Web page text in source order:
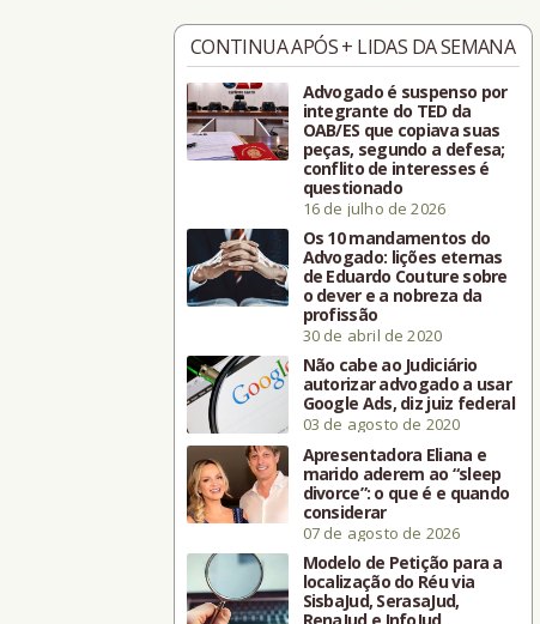
CONTINUA APÓS + LIDAS DA SEMANA
Advogado é suspenso por
integrante do TED da
OAB/ES que copiava suas
peças, segundo a defesa;
conflito de interesses é
questionado
16 de julho de 2026
Os 10 mandamentos do
Advogado: lições eternas
de Eduardo Couture sobre
o dever e a nobreza da
profissão
30 de abril de 2020
Não cabe ao Judiciário
autorizar advogado a usar
Google Ads, diz juiz federal
03 de agosto de 2020
Apresentadora Eliana e
marido aderem ao “sleep
divorce”: o que é e quando
considerar
07 de agosto de 2026
Modelo de Petição para a
localização do Réu via
SisbaJud, SerasaJud,